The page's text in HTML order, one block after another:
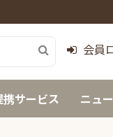
会員
携サービス ニュ